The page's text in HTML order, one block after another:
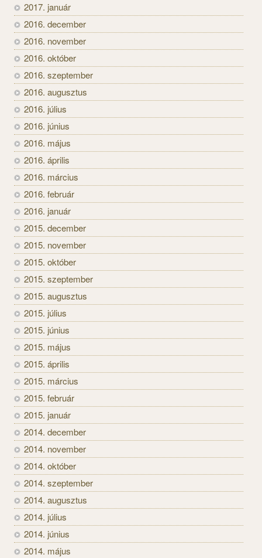
2017. január
2016. december
2016. november
2016. október
2016. szeptember
2016. augusztus
2016. július
2016. június
2016. május
2016. április
2016. március
2016. február
2016. január
2015. december
2015. november
2015. október
2015. szeptember
2015. augusztus
2015. július
2015. június
2015. május
2015. április
2015. március
2015. február
2015. január
2014. december
2014. november
2014. október
2014. szeptember
2014. augusztus
2014. július
2014. június
2014. május